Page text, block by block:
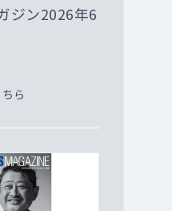
ジン2026年6
ら